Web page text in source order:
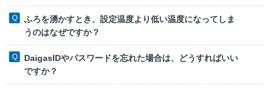
ふろを湧かすとき、設定温度より低い温度になってしま
うのはなぜですか？
DaigasIDやパスワードを忘れた場合は、どうすればいい
ですか？